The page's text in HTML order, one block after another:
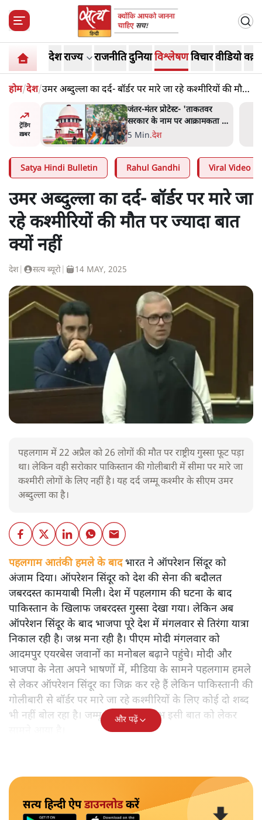
देशराज्य राजनीतिदुनियाविश्लेषणविचारवीडियो
होम/देश/उमर अब्दुल्ला का दर्द- बॉर्डर पर मारे जा रहे कश्मीरियों की मौत
पर ज्यादा बात क्यों नहीं
ट्रेंडिंग
ख़बर
न
सुने':
जंतर मंतर प्रोटेस्ट: 'युवाओं को
प्रताड़ित किया जा रहा है, पर मोदी-
शाह में बोलने की हिम्मत नहीं'-
7 Min.देश
Satya Hindi Bulletin Rahul Gandhi Viral Video
उमर अब्दुल्ला का दर्द- बॉर्डर पर मारे जा
रहे कश्मीरियों की मौत पर ज्यादा बात
क्यों नहीं
देश सत्य ब्यूरो 14 MAY, 2025
पहलगाम में 22 अप्रैल को 26 लोगों की मौत पर राष्ट्रीय गुस्सा फूट पड़ा
था। लेकिन वही सरोकार पाकिस्तान की गोलीबारी में सीमा पर मारे जा
कश्मीरी लोगों के लिए नहीं है। यह दर्द जम्मू कश्मीर के सीएम उमर
अब्दुल्ला का है।
पहलगाम आतंकी हमले के बाद भारत ने ऑपरेशन सिंदूर को
अंजाम दिया। ऑपरेशन सिंदूर को देश की सेना की बदौलत
जबरदस्त कामयाबी मिली। देश में पहलगाम की घटना के बाद
पाकिस्तान के खिलाफ जबरदस्त गुस्सा देखा गया। लेकिन अब
ऑपरेशन सिंदूर के बाद भाजपा पूरे देश में मंगलवार से तिरंगा यात्रा
निकाल रही है। जश्न मना रही है। पीएम मोदी मंगलवार को
आदमपुर एयरबेस जवानों का मनोबल बढ़ाने पहुंचे। मोदी और
भाजपा के नेता अपने भाषणों में, मीडिया के सामने पहलगाम हमले
से लेकर ऑपरेशन सिंदूर का जिक्र कर रहे हैं लेकिन पाकिस्तानी की
गोलीबारी से बॉर्डर पर मारे जा रहे कश्मीरियों के लिए कोई दो शब्द
भी नहीं बोल रहा है। जम्मू कश्मीर का क्षोभ इसी बात को लेकर
और पढ़ें
सत्य हिन्दी ऐपडाउनलोडकरें